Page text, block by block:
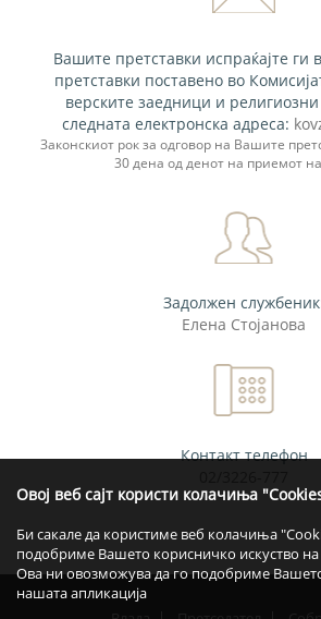
Овој веб сајт користи колачиња
Би сакале да користиме веб колачиња
подобриме Вашето корисничко искуство
Ова ни овозможува да го подобриме
нашата апликација
Вашите претставки испраќајте ги
претставки поставено во
верските заедници и
следната електронска адреса:
Законскиот рок за одговор на Вашите
30 дена од денот на приемот
Задолжен
Елена Стојанова
Контакт телефон